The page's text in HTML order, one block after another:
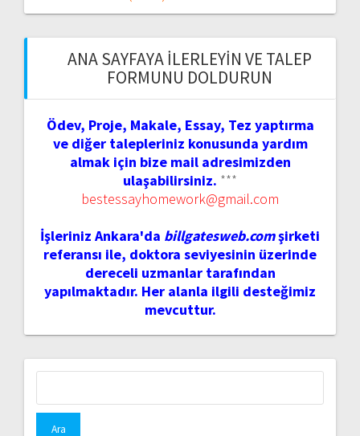
ANA SAYFAYA İLERLEYIN VE TALEP
FORMUNU DOLDURUN
Ödev, Proje, Makale, Essay, Tez yaptırma
ve diğer talepleriniz konusunda yardım
almak için bize mail adresimizden
ulaşabilirsiniz. ***
bestessayhomework@gmail.com
İşleriniz Ankara'da billgatesweb.comşirketi
referansı ile, doktora seviyesinin üzerinde
dereceli uzmanlar tarafından
yapılmaktadır. Her alanla ilgili desteğimiz
mevcuttur.